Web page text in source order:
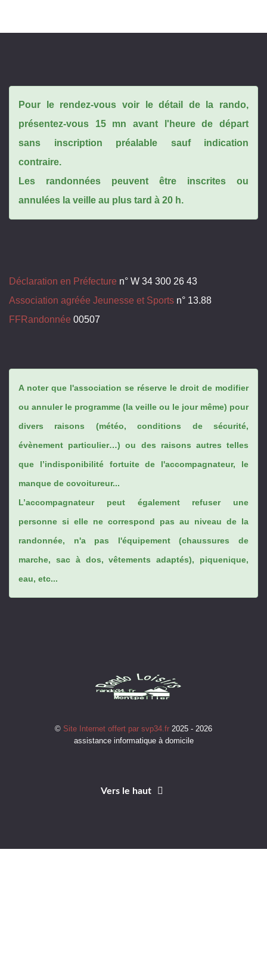
Pour le rendez-vous voir le détail de la rando,
présentez-vous 15 mn avant l'heure de départ
sans inscription préalable sauf indication
contraire.
Les randonnées peuvent être inscrites ou
annulées la veille au plus tard à 20 h.
Déclaration en Préfecture n° W 34 300 26 43
Association agréée Jeunesse et Sports n° 13.88
FFRandonnée 00507
A noter que l'association se réserve le droit de modifier
ou annuler le programme (la veille ou le jour même) pour
divers raisons (météo, conditions de sécurité,
évènement particulier…) ou des raisons autres telles
que l’indisponibilité fortuite de l'accompagnateur, le
manque de covoitureur...
L’accompagnateur peut également refuser une
personne si elle ne correspond pas au niveau de la
randonnée, n'a pas l'équipement (chaussures de
marche, sac à dos, vêtements adaptés), piquenique,
eau, etc...
© Site Internet offert par svp34.fr 2025 - 2026
assistance informatique à domicile
Vers le haut